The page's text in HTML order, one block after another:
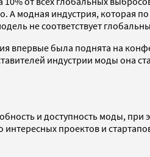
А модная индустрия, которая
не соответствует
впервые была поднята на
индустрии моды она
и доступность моды,
интересных проектов и